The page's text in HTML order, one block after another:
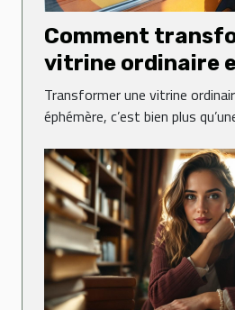
Comment
vitrine ordinaire
œuvre d’art
Transformer une vitrine
éphémère, c’est bien plus